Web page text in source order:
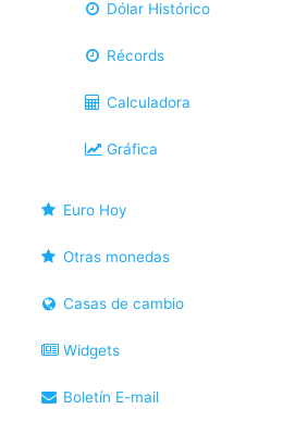
Dólar Histórico
Récords
Calculadora
Gráfica
Euro Hoy
Otras monedas
Casas de cambio
Widgets
Boletín E-mail